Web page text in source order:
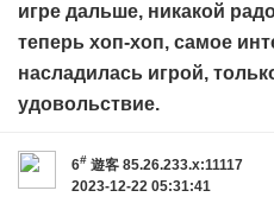
игре дальше, никакой
теперь хоп-хоп, самое
насладилась игрой,
удовольствие.
6# 遊客 85.26.233.x:11117
2023-12-22 05:31:41